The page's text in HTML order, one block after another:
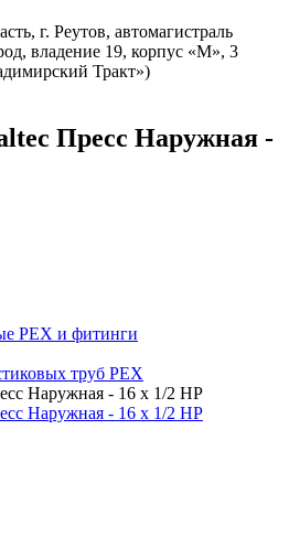
г. Реутов, автомагистраль
владение 19, корпус «М», 3
Тракт»)
Пресс Наружная -
PEX и фитинги
труб PEX
Наружная - 16 х 1/2 НР